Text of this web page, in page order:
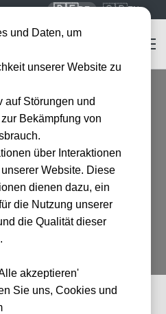
🇩🇪DE 🇬🇧EN
FAQ
Fragen
wichtigsten Fragen rund um Ihre
Tickwell Travel.
und Daten, um
unserer Website zu
auf Störungen und
Bekämpfung von
über Interaktionen
Website. Diese
dienen dazu, ein
die Nutzung unserer
die Qualität dieser
akzeptieren'
Sie uns, Cookies und